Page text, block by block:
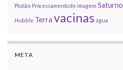
Plutão Processamento de imagem Saturno
Hubble Terra vacinas água
META